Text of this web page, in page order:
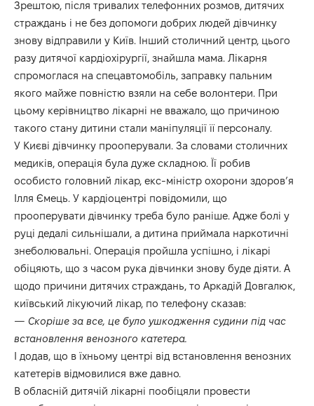
Зрештою, після тривалих телефонних розмов, дитячих
страждань і не без допомоги добрих людей дівчинку
знову відправили у Київ. Інший столичний центр, цього
разу дитячої кардіохірургії, знайшла мама. Лікарня
спромоглася на спецавтомобіль, заправку пальним
якого майже повністю взяли на себе волонтери. При
цьому керівництво лікарні не вважало, що причиною
такого стану дитини стали маніпуляції її персоналу.
У Києві дівчинку прооперували. За словами столичних
медиків, операція була дуже складною. Її робив
особисто головний лікар, екс-міністр охорони здоров’я
Ілля Ємець. У кардіоцентрі повідомили, що
прооперувати дівчинку треба було раніше. Адже болі у
руці дедалі сильнішали, а дитина приймала наркотичні
знеболювальні. Операція пройшла успішно, і лікарі
обіцяють, що з часом рука дівчинки знову буде діяти. А
щодо причини дитячих страждань, то Аркадій Довгалюк,
київський лікуючий лікар, по телефону сказав:
— Скоріше за все, це було ушкодження судини під час
встановлення венозного катетера.
І додав, що в їхньому центрі від встановлення венозних
катетерів відмовилися вже давно.
В обласній дитячій лікарні пообіцяли провести